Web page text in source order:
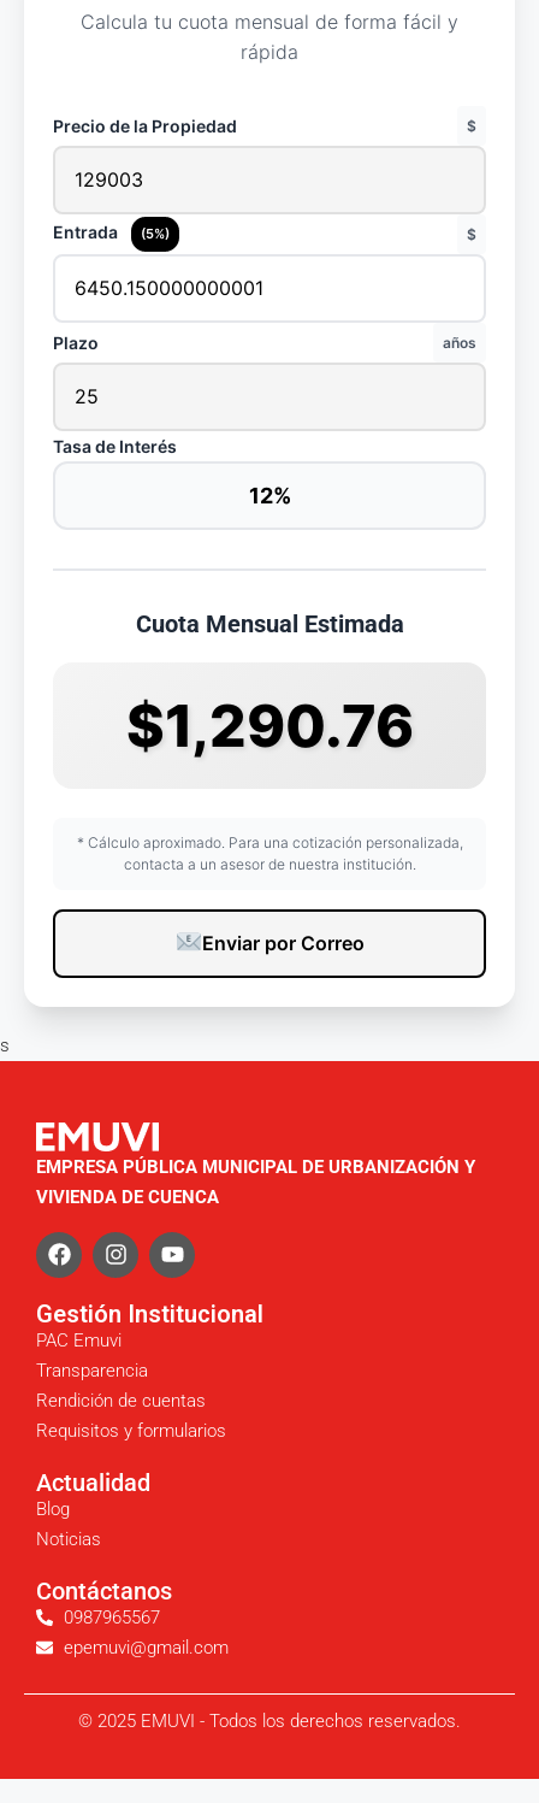
Calcula tu cuota mensual de forma fácil y
rápida
Precio de la Propiedad $
Entrada (5%) $
Plazo años
Tasa de Interés
12%
Cuota Mensual Estimada
$1,290.76
* Cálculo aproximado. Para una cotización personalizada,
contacta a un asesor de nuestra institución.
Enviar por Correo
s
EMPRESA PÚBLICA MUNICIPAL DE URBANIZACIÓN Y
VIVIENDA DE CUENCA
Gestión Institucional
PAC Emuvi
Transparencia
Rendición de cuentas
Requisitos y formularios
Actualidad
Blog
Noticias
Contáctanos
0987965567
epemuvi@gmail.com
© 2025 EMUVI - Todos los derechos reservados.